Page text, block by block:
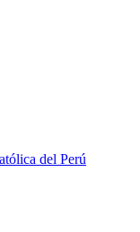
del Perú